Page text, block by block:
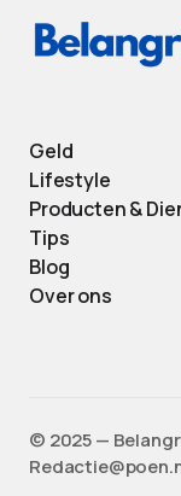
Geld
Lifestyle
Producten &
Tips
Blog
Over ons
©️ 2025 —